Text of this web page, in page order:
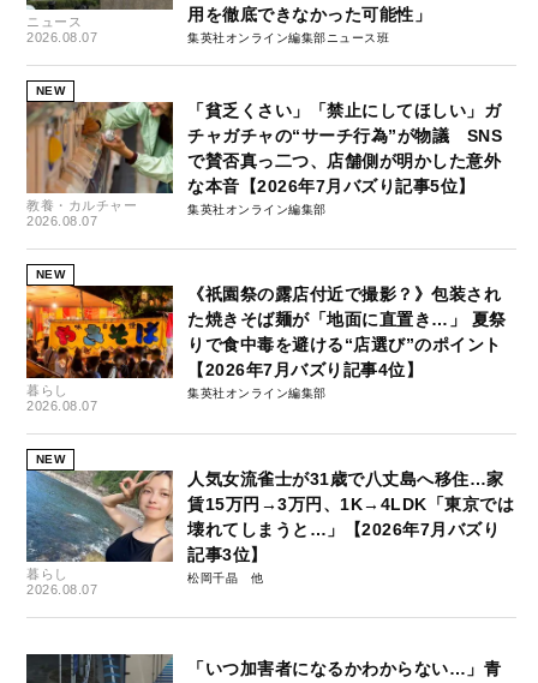
ニュース
2026.08.07
用を徹底できなかった可能性」
集英社オンライン編集部ニュース班
NEW
教養・カルチャー
2026.08.07
「貧乏くさい」「禁止にしてほしい」ガ
チャガチャの“サーチ行為”が物議 SNS
で賛否真っ二つ、店舗側が明かした意外
な本音【2026年7月バズり記事5位】
集英社オンライン編集部
NEW
暮らし
2026.08.07
《祇園祭の露店付近で撮影？》包装され
た焼きそば麺が「地面に直置き…」 夏祭
りで食中毒を避ける“店選び”のポイント
【2026年7月バズり記事4位】
集英社オンライン編集部
NEW
暮らし
2026.08.07
人気女流雀士が31歳で八丈島へ移住…家
賃15万円→3万円、1K→4LDK「東京では
壊れてしまうと…」【2026年7月バズり
記事3位】
松岡千晶
「いつ加害者になるかわからない…」青